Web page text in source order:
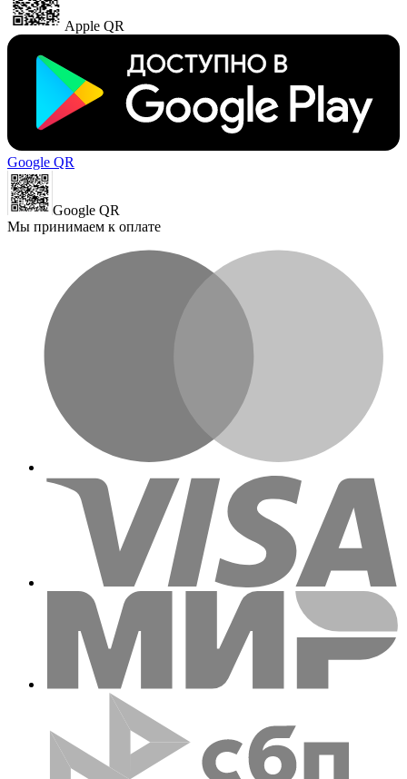
Apple QR
Google QR
Google QR
Мы принимаем к оплате